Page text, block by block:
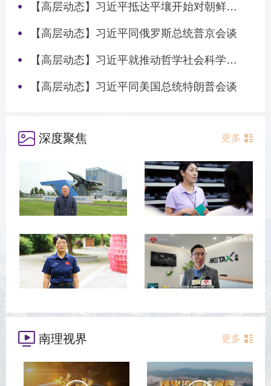
【高层动态】习近平抵达平壤开始对朝鲜进行国事访问
【高层动态】习近平同俄罗斯总统普京会谈
【高层动态】习近平就推动哲学社会科学高质量发展作出重要指示
【高层动态】习近平同美国总统特朗普会谈
深度聚焦 更多
南理视界 更多